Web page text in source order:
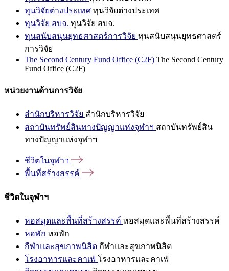
ทุนวิจัยต่างประเทศ ทุนวิจัยต่างประเทศ
ทุนวิจัย สบจ. ทุนวิจัย สบจ.
ทุนสนับสนุนยุทธศาสตร์การวิจัย ทุนสนับสนุนยุทธศาสตร์
การวิจัย
The Second Century Fund Office (C2F) The Second Century
Fund Office (C2F)
หน่วยงานด้านการวิจัย
สำนักบริหารวิจัย สำนักบริหารวิจัย
สถาบันทรัพย์สินทางปัญญาแห่งจุฬาฯ สถาบันทรัพย์สิน
ทางปัญญาแห่งจุฬาฯ
ชีวิตในจุฬาฯ
พื้นที่สร้างสรรค์
ชีวิตในจุฬาฯ
หอสมุดและพื้นที่สร้างสรรค์ หอสมุดและพื้นที่สร้างสรรค์
หอพัก หอพัก
กีฬาและสุขภาพนิสิต กีฬาและสุขภาพนิสิต
โรงอาหารและคาเฟ่ โรงอาหารและคาเฟ่